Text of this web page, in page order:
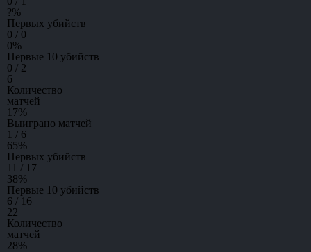
?%
Первых убийств
0 / 0
0%
Первые 10 убийств
0 / 2
6
Количество
матчей
17%
Выиграно матчей
1 / 6
65%
Первых убийств
11 / 17
38%
Первые 10 убийств
6 / 16
22
Количество
матчей
28%